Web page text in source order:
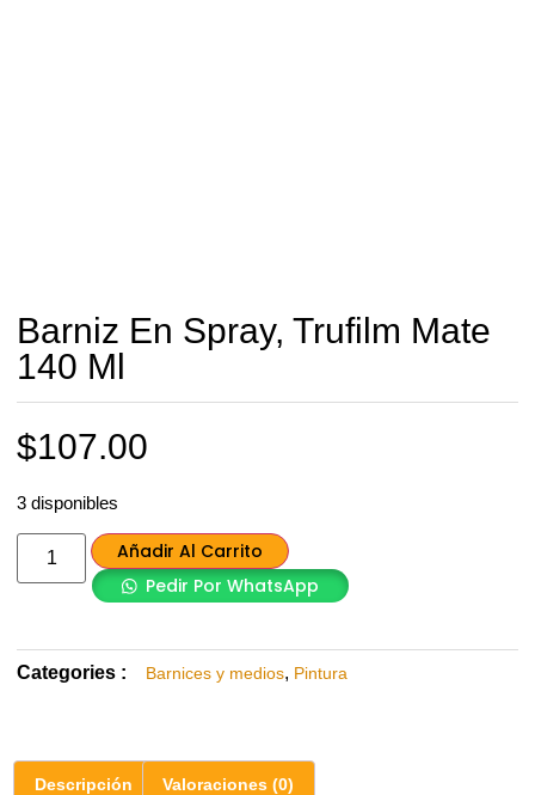
Barniz En Spray, Trufilm Mate
140 Ml
$107.00
3 disponibles
Añadir Al Carrito
Pedir Por WhatsApp
Categories : Barnices y medios, Pintura
Descripción Valoraciones (0)